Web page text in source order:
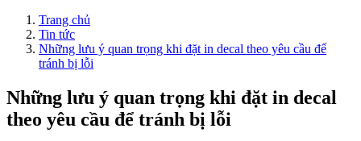
Trang chủ
Tin tức
Những lưu ý quan trọng khi đặt in decal theo yêu cầu để
tránh bị lỗi
Những lưu ý quan trọng khi đặt in decal
theo yêu cầu để tránh bị lỗi